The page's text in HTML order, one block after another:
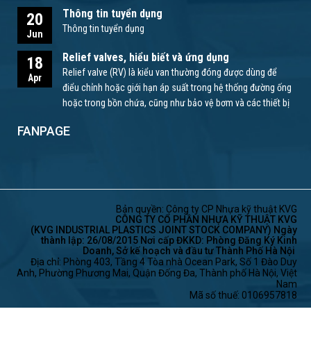
20
Jun
Thông tin tuyển dụng
Thông tin tuyển dụng
18
Apr
Relief valves, hiểu biết và ứng dụng
Relief valve (RV) là kiểu van thường đóng được dùng để
điểu chỉnh hoặc giới hạn áp suất trong hệ thống đường ống
hoặc trong bồn chứa, cũng như bảo vệ bơm và các thiết bị
FANPAGE
Bản quyền: Công ty CP Nhựa kỹ thuật KVG
CÔNG TY CỔ PHẦN NHỰA KỸ THUẬT KVG
(KVG INDUSTRIAL PLASTICS JOINT STOCK COMPANY) Ngày
thành lập: 26/08/2015 Nơi cấp ĐKKD: Phòng Đăng Ký Kinh
Doanh, Sở kế hoạch và đầu tư Thành Phố Hà Nội
Địa chỉ: Phòng 403, Tầng 4 Tòa nhà Ocean Park, Số 1 Đào Duy
Anh, Phường Phương Mai, Quận Đống Đa, Thành phố Hà Nội, Việt
Nam
Mã số thuế: 0106957818